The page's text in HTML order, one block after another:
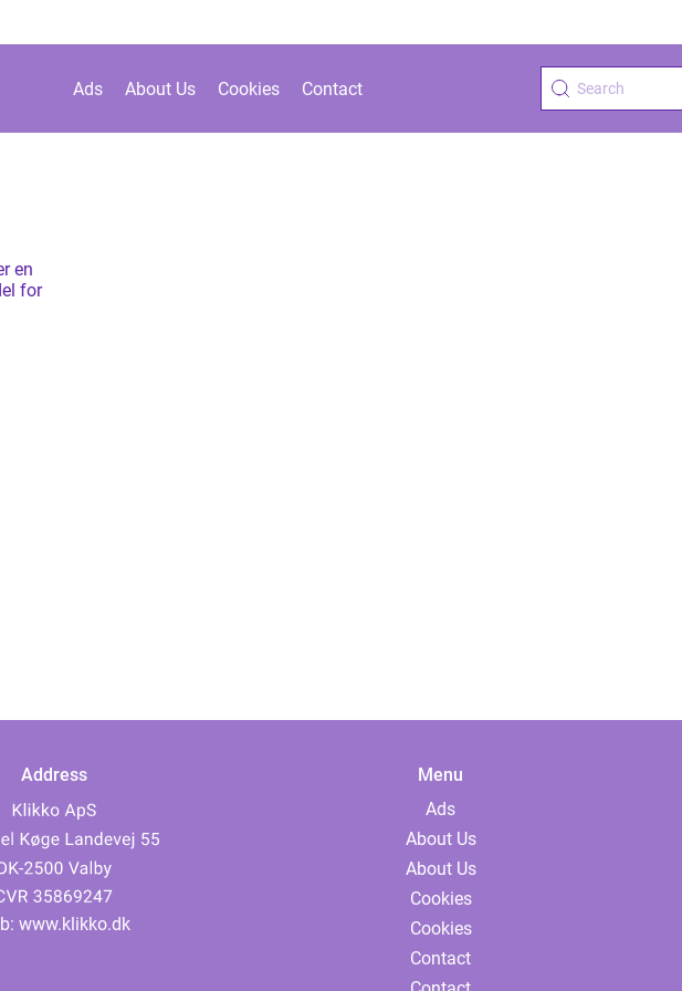
Ads About Us Cookies Contact
en
for
Address
www.klikko.dk
Menu
Ads
About Us
About Us
Cookies
Cookies
Contact